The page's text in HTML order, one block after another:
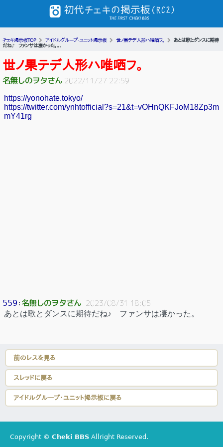
チェキ掲示板TOP アイドルグループ・ユニット掲示板 世ノ果テデ人形ハ唯哂フ。
あとは歌とダンスに期待
だね♪ ファンサは凄かった。...
世ノ果テデ人形ハ唯哂フ。
名無しのヲタさん 2022/11/27 22:59
https://yonohate.tokyo/
https://twitter.com/ynhtofficial?s=21&t=vOHnQKFJoM18Zp3m
mY41rg
559 ：名無しのヲタさん 2023/08/31 18:05
あとは歌とダンスに期待だね♪ ファンサは凄かった。
前のレスを見る
スレッドに戻る
アイドルグループ・ユニット掲示板に戻る
Copyright © Cheki BBS Allright Reserved.